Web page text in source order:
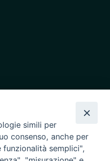
simili per
consenso, anche per
semplici",